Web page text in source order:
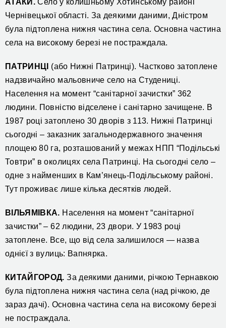
АТАКИ. Село у колишньому Хотинському районі
Чернівецької області. За деякими даними, Дністром
була підтоплена нижня частина села. Основна частина
села на високому березі не постраждала.
ПАТРИНЦІ (або Нижні Патринці). Частково затоплене
надзвичайно мальовниче село на Студениці.
Населення на момент “санітарної зачистки” 362
людини. Повністю відселене і санітарно зачищене. В
1987 році затоплено 30 дворів з 113. Нижні Патринці
сьогодні – заказник загальнодержавного значення
площею 80 га, розташований у межах НПП “Подільські
Товтри” в околицях села Патринці. На сьогодні село –
одне з найменших в Кам’янець-Подільському районі.
Тут проживає лише кілька десятків людей.
ВІЛЬЯМІВКА. Населення на момент “санітарної
зачистки” – 62 людини, 23 двори. У 1983 році
затоплене. Все, що від села залишилося — назва
однієї з вулиць: Вапнярка.
КИТАЙГОРОД. За деякими даними, річкою Тернавкою
була підтоплена нижня частина села (над річкою, де
зараз дачі). Основна частина села на високому березі
не постраждала.